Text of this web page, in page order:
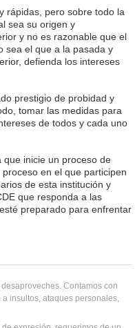
rápidas, pero sobre todo la
sea su origen y
y no es razonable que el
sea el que a la pasada y
defienda los intereses
prestigio de probidad y
tomar las medidas para
de todos y cada uno
que inicie un proceso de
en el que participen
de esta institución y
que responda a las
preparado para enfrentar
Contamos con
insultos, ataques personales,